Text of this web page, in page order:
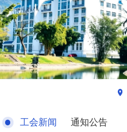
工会新闻 通知公告